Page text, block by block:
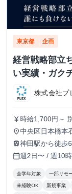
東京都 企画
経営戦略部立
い実績・ガク
株式会社プ
currency_yen 時給1,700円～
place中央区日本橋本
train神田駅から徒歩
calendar_today週2日〜 / 週10
全学年対象 一部リモ
未経験OK 新規事業